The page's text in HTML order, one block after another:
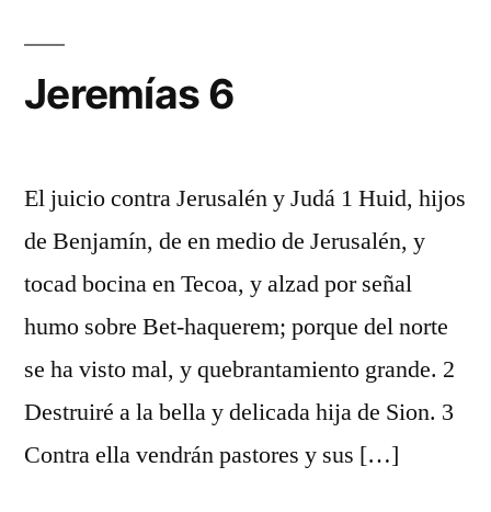
Jeremías 6
El juicio contra Jerusalén y Judá 1 Huid, hijos
de Benjamín, de en medio de Jerusalén, y
tocad bocina en Tecoa, y alzad por señal
humo sobre Bet-haquerem; porque del norte
se ha visto mal, y quebrantamiento grande. 2
Destruiré a la bella y delicada hija de Sion. 3
Contra ella vendrán pastores y sus […]